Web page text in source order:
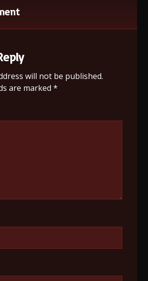
will not be published.
are marked*